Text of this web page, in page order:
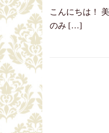
プ
こんにちは！
のみ […]